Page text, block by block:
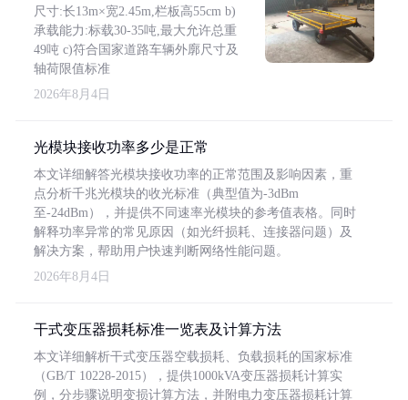
尺寸:长13m×宽2.45m,栏板高55cm b)
承载能力:标载30-35吨,最大允许总重
49吨 c)符合国家道路车辆外廓尺寸及
轴荷限值标准
2026年8月4日
光模块接收功率多少是正常
本文详细解答光模块接收功率的正常范围及影响因素，重
点分析千兆光模块的收光标准（典型值为-3dBm
至-24dBm），并提供不同速率光模块的参考值表格。同时
解释功率异常的常见原因（如光纤损耗、连接器问题）及
解决方案，帮助用户快速判断网络性能问题。
2026年8月4日
干式变压器损耗标准一览表及计算方法
本文详细解析干式变压器空载损耗、负载损耗的国家标准
（GB/T 10228-2015），提供1000kVA变压器损耗计算实
例，分步骤说明变损计算方法，并附电力变压器损耗计算